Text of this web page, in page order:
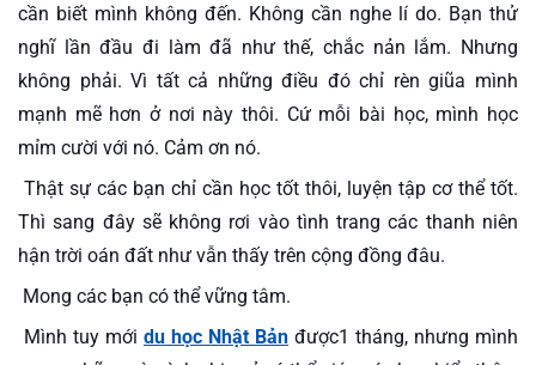
cần biết mình không đến. Không cần nghe lí do. Bạn thử
nghĩ lần đầu đi làm đã như thế, chắc nản lắm. Nhưng
không phải. Vì tất cả những điều đó chỉ rèn giũa mình
mạnh mẽ hơn ở nơi này thôi. Cứ mỗi bài học, mình học
mỉm cười với nó. Cảm ơn nó.
Thì sang đây sẽ không rơi vào tình trang các thanh niên
hận trời oán đất như vẫn thấy trên cộng đồng đâu.
Mong các bạn có thể vững tâm.
Mình tuy mới du học Nhật Bản được1 tháng, nhưng mình